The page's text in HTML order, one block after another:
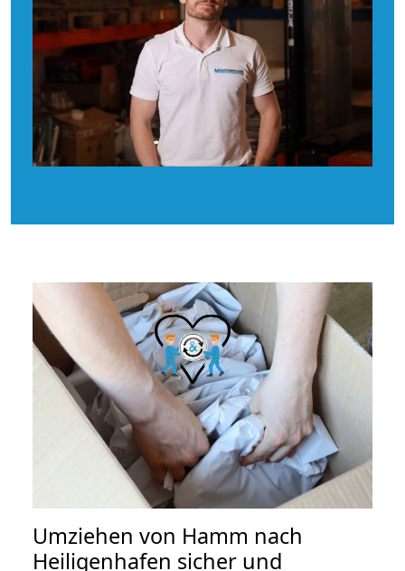
Umziehen von Hamm nach
Heiligenhafen sicher und